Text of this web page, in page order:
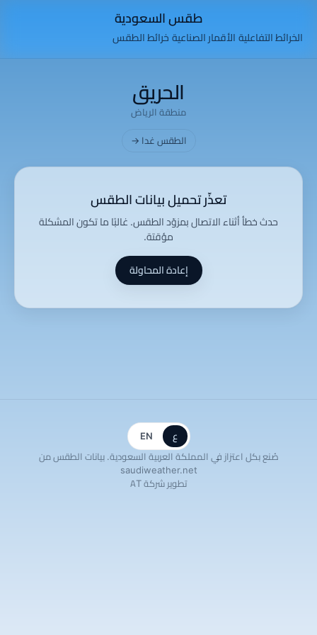
طقس السعودية
الخرائط التفاعليةالأقمار الصناعيةخرائط الطقس
الحريق
منطقة الرياض
الطقس غدا →
تعذّر تحميل بيانات الطقس
حدث خطأ أثناء الاتصال بمزوّد الطقس. غالبًا ما تكون المشكلة
مؤقتة.
إعادة المحاولة
ع EN
صُنع بكل اعتزاز في المملكة العربية السعودية. بيانات الطقس من
saudiweather.net
تطوير شركة AT